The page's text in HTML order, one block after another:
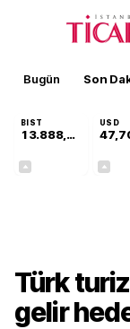
Bugün Son
BIST
13.888,97
USD
Türk
gelir